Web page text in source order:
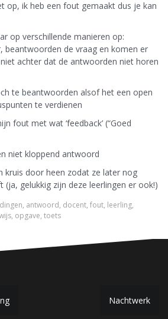
op, ik heb een fout gemaakt dus je kan
op verschillende manieren op:
beantwoorden de vraag en komen er
achter dat de antwoorden niet horen
te beantwoorden alsof het een open
te verdienen
fout met wat ‘feedback’ (“Goed
niet kloppend antwoord
kruis door heen zodat ze later nog
gelukkig zijn deze leerlingen er ook!)
, antwoord, docent, fout, leerling,
, opgave, toets
Nachtwerk